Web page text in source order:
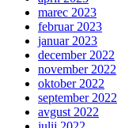
marec 2023
februar 2023
januar 2023
december 2022
november 2022
oktober 2022
september 2022
avgust 2022